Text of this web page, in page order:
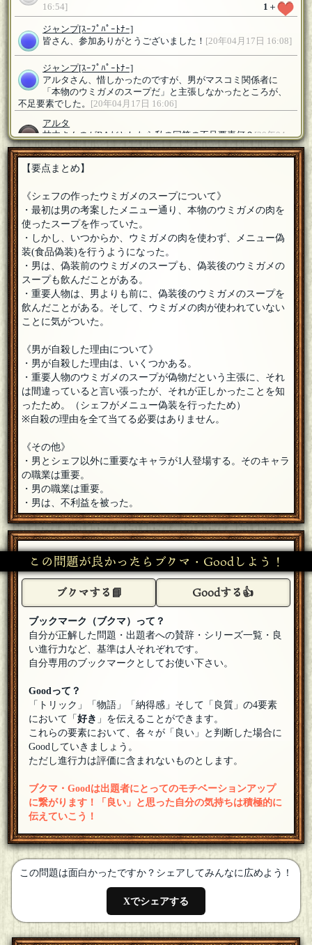
16:54]
1 ＋
ジャンプ[ｽｰﾌﾟﾊﾟｰﾄﾅｰ]
皆さん、参加ありがとうございました！ [20年04月17日 16:08]
ジャンプ[ｽｰﾌﾟﾊﾟｰﾄﾅｰ]
アルタさん、惜しかったのですが、男がマスコミ関係者に
「本物のウミガメのスープだ」と主張しなかったところが、
不足要素でした。
[20年04月17日 16:06]
アルタ
甘木さんのがBAだとしたら私の回答の不足要素何？[20年04
月17日 15:29]
1＋
甘木 [☆スタンプ絵師]
甘木[☆スタンプ絵師]
ただ「男自身が料理を食べること」が仕事に含まれ、なおか
つ「取材ではない」という状況なんですよねー。ううむ。[20
年04月17日 00:28]
くろだ
1739甘木さんの料理マンガは結構ポイんですけどね。考案の
みであることが鍵のようですし。メイン職では少なくともな
さそうな感じです。 [20年04月16日 19:40]
甘木[☆スタンプ絵師]
い切っているし、47で男側の関係者ではないって言っている
か……。[20年04月16日 18:11]
甘木[☆スタンプ絵師]
あ、でも96がNOだから男の職業は『「目に見えて形のある作
品を作り上げる仕事」ではない』って回答なんですよね。で
も目に見えて形のあるレシピを考案している……レシピ考案は本職
のメインではない？ [編集済] [20年04月16日 18:07]
甘木 [☆スタンプ絵師]
料理漫画家の人の中には全く料理はできないけどレシピだけ
考えて漫画内で出すってスタンスの人も何人か知っています
があまり関係なさそうですなー。
くろだ
偽装したシェフじゃなく、レシピ（正しいレシピ）作った男
が自殺（批判を受けた？未確定）するのが謎です。レシピ作
るのってシェフ、料理研究家、クックパッドの中の人以外にいま
す・・？[20年04月16日 16:35] 1＋
甘木[☆スタンプ絵師]
レシピ考案者だけどシェフじゃないんですよね。YESNOでも
ないので、シェフでも成立するわけではなくその職業ならで
くろだ
男の職業がなんともピンときてませんね。自殺に至る状況は
わかってきましたが。
[20年04月16日 08:57]
ジャンプ [ｽｰﾌﾟﾊﾟｰﾄﾅｰ]
ビルド
参加します[20年04月14日 23:09]
ジャンプ [ｽｰﾌﾟﾊﾟｰﾄﾅｰ]
まとメモに情報を追加し、読みやすいようにまとめ直しまし
た。まとメモは、下記にあります。
[20年04月14日 23:04]
ジャンプ[ｽｰﾌﾟﾊﾟｰﾄﾅｰ]
くろださん、よろしくお願いします！[20年04月14日 17:47]
あまりにも解答が気になるので参加します。まったくわかり
ませんが。[20年04月14日 17:25] 1＋
ジャンプ[ｽｰﾌﾟﾊﾟｰﾄﾅｰ]
[☆スタンプ絵師]
ふーむ、ジャンプさん質問数１００越えで核心までまだ遠い
感じなので、まとメモで要点をまとめていただけるとありが
【要点まとめ】
《シェフの作ったウミガメのスープについて》
・最初は男の考案したメニュー通り、本物のウミガメの肉を
使ったスープを作っていた。
・しかし、いつからか、ウミガメの肉を使わず、メニュー偽
装(食品偽装)を行うようになった。
・男は、偽装前のウミガメのスープも、偽装後のウミガメの
スープも飲んだことがある。
・重要人物は、男よりも前に、偽装後のウミガメのスープを
飲んだことがある。そして、ウミガメの肉が使われていない
ことに気がついた。
《男が自殺した理由について》
・男が自殺した理由は、いくつかある。
・重要人物のウミガメのスープが偽物だという主張に、それ
は間違っていると言い張ったが、それが正しかったことを知
ったため。（シェフがメニュー偽装を行ったため）
※自殺の理由を全て当てる必要はありません。
《その他》
・男とシェフ以外に重要なキャラが1人登場する。そのキャラ
の職業は重要。
・男の職業は重要。
・男は、不利益を被った。
この問題が良かったらブクマ・Goodしよう！
ブクマする📘 Goodする👍
ブックマーク（ブクマ）って？
自分が正解した問題・出題者への賛辞・シリーズ一覧・良
い進行力など、基準は人それぞれです。
自分専用のブックマークとしてお使い下さい。
Goodって？
「トリック」「物語」「納得感」そして「良質」の4要素
において「好き 」を伝えることができます。
これらの要素において、各々が「良い」と判断した場合に
Goodしていきましょう。
ただし進行力は評価に含まれないものとします。
ブクマ・Goodは出題者にとってのモチベーションアップ
に繋がります！「良い」と思った自分の気持ちは積極的に
伝えていこう！
この問題は面白かったですか？シェアしてみんなに広めよう！
Xでシェアする